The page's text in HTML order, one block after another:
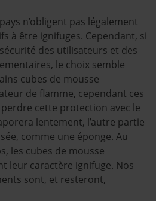
n’obligent pas légalement
à être ignifuges. Cependant, si
des utilisateurs et des
le choix semble
cubes de mousse
de flamme, cependant ces
cette protection avec le
lentement, l’autre partie
comme une éponge. Au
les cubes de mousse
leur caractère ignifuge. Nos
sont, et resteront,